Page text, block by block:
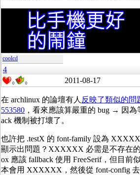
coolcd
4
0 0 2011-08-17
在 archlinux 的論壇有人反映了類似的問
553580 ，看來應該算嚴重的 bug → 因為
ack 機制被打壞了。
也許把 .testX 的 font-family 設為
顯示出問題？XXXXXX 必需是不存在
ox 應該 fallback 使用 FreeSerif，但目前
本會用 XXXXXX，然後從 font-config 去